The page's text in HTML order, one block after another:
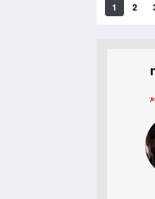
1 2